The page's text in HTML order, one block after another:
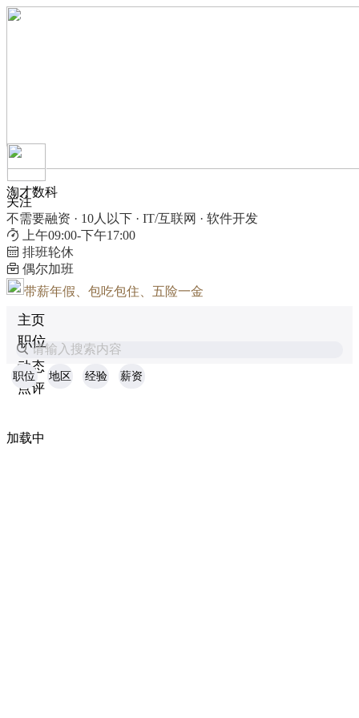
淘才数科
关注
不需要融资 · 10人以下 · IT/互联网 · 软件开发
上午09:00-下午17:00
排班轮休
偶尔加班
带薪年假、包吃包住、五险一金
主页
职位
动态
点评
请输入搜索内容
职位 地区 经验 薪资
加载中